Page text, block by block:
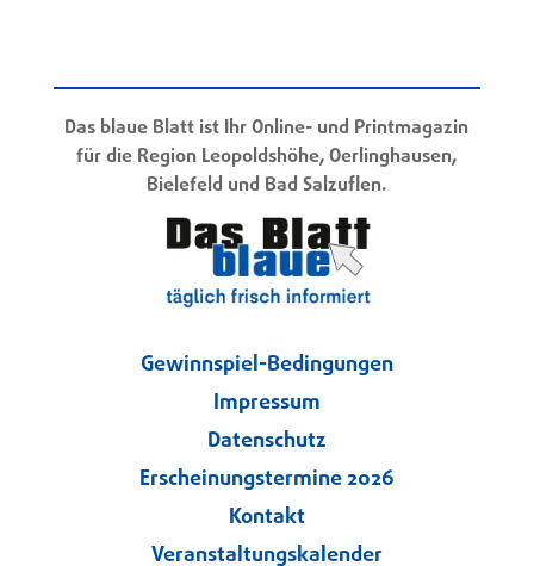
Das blaue Blatt ist Ihr Online- und Printmagazin
für die Region Leopoldshöhe, Oerlinghausen,
Bielefeld und Bad Salzuflen.
Gewinnspiel-Bedingungen
Impressum
Datenschutz
Erscheinungstermine 2026
Kontakt
Veranstaltungskalender